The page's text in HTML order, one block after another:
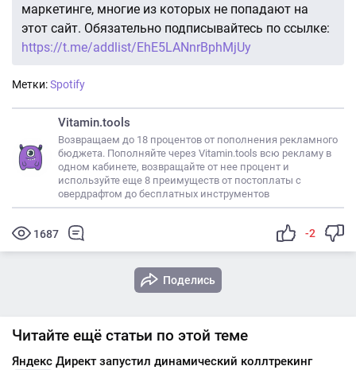
маркетинге, многие из которых не попадают на
этот сайт. Обязательно подписывайтесь по ссылке:
https://t.me/addlist/EhE5LANnrBphMjUy
Метки:Spotify
Vitamin.tools
Возвращаем до 18 процентов от пополнения рекламного
бюджета. Пополняйте через Vitamin.tools всю рекламу в
одном кабинете, возвращайте от нее процент и
используйте еще 8 преимуществ от постоплаты с
овердрафтом до бесплатных инструментов
1687 -2
Поделись
Читайте ещё статьи по этой теме
Яндекс Директ запустил динамический коллтрекинг